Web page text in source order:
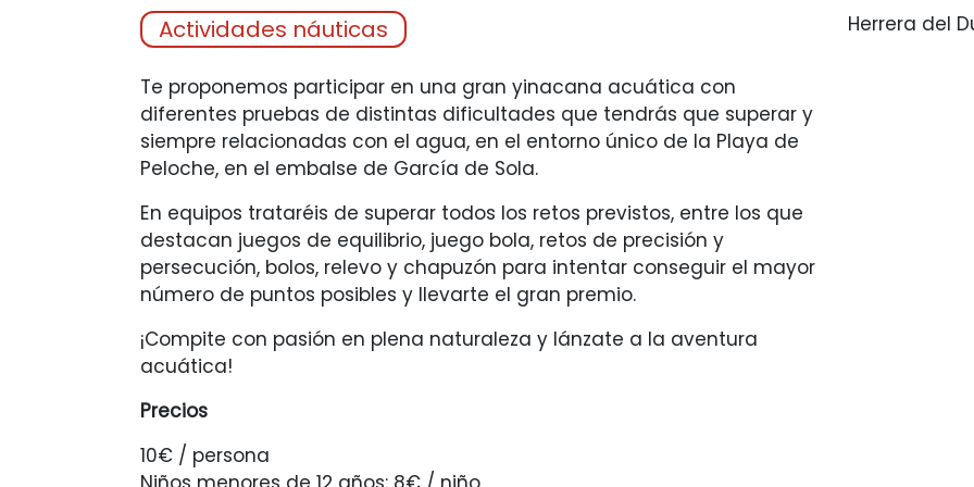
Actividades náuticas
Te proponemos participar en una gran yinacana acuática con
diferentes pruebas de distintas dificultades que tendrás que superar y
siempre relacionadas con el agua, en el entorno único de la Playa de
Peloche, en el embalse de García de Sola.
En equipos trataréis de superar todos los retos previstos, entre los que
destacan juegos de equilibrio, juego bola, retos de precisión y
persecución, bolos, relevo y chapuzón para intentar conseguir el mayor
número de puntos posibles y llevarte el gran premio.
¡Compite con pasión en plena naturaleza y lánzate a la aventura
acuática!
Precios
10€ / persona
Herrera del